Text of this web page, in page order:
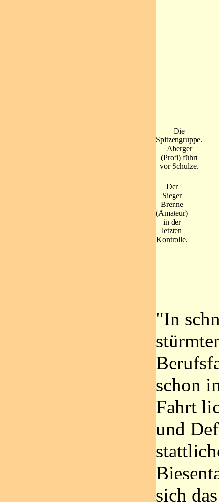
Die
Spitzengruppe.
Aberger
(Profi) führt
vor Schulze.
Der
Sieger
Brenne
(Amateur)
in der
letzten
Kontrolle.
"In
schon
Fahrt
und
sich